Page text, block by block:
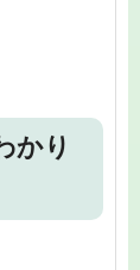
かり